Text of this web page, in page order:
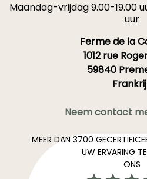
Maandag-vrijdag 9.00-19.00
uur
Ferme de la
1012 rue
59840
Neem contact
MEER DAN 3700
UW ERVARING
ONS